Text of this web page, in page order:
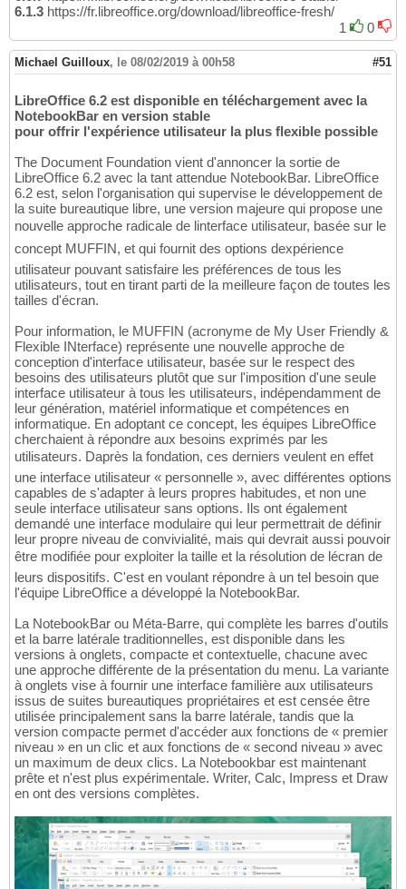
6.1.3 https://fr.libreoffice.org/download/libreoffice-fresh/
1
0
Michael Guilloux, le 08/02/2019 à 00h58 #51
LibreOffice 6.2 est disponible en téléchargement avec la
NotebookBar en version stable
pour offrir l'expérience utilisateur la plus flexible possible
The Document Foundation vient d'annoncer la sortie de
LibreOffice 6.2 avec la tant attendue NotebookBar. LibreOffice
6.2 est, selon l'organisation qui supervise le développement de
la suite bureautique libre, une version majeure qui propose une
nouvelle approche radicale de linterface utilisateur, basée sur le
concept MUFFIN, et qui fournit des options dexpérience
utilisateur pouvant satisfaire les préférences de tous les
utilisateurs, tout en tirant parti de la meilleure façon de toutes les
tailles d'écran.
Pour information, le MUFFIN (acronyme de My User Friendly &
Flexible INterface) représente une nouvelle approche de
conception d'interface utilisateur, basée sur le respect des
besoins des utilisateurs plutôt que sur l'imposition d'une seule
interface utilisateur à tous les utilisateurs, indépendamment de
leur génération, matériel informatique et compétences en
informatique. En adoptant ce concept, les équipes LibreOffice
cherchaient à répondre aux besoins exprimés par les
utilisateurs. Daprès la fondation, ces derniers veulent en effet
une interface utilisateur « personnelle », avec différentes options
capables de s'adapter à leurs propres habitudes, et non une
seule interface utilisateur sans options. Ils ont également
demandé une interface modulaire qui leur permettrait de définir
leur propre niveau de convivialité, mais qui devrait aussi pouvoir
être modifiée pour exploiter la taille et la résolution de lécran de
leurs dispositifs. C'est en voulant répondre à un tel besoin que
l'équipe LibreOffice a développé la NotebookBar.
La NotebookBar ou Méta-Barre, qui complète les barres d'outils
et la barre latérale traditionnelles, est disponible dans les
versions à onglets, compacte et contextuelle, chacune avec
une approche différente de la présentation du menu. La variante
à onglets vise à fournir une interface familière aux utilisateurs
issus de suites bureautiques propriétaires et est censée être
utilisée principalement sans la barre latérale, tandis que la
version compacte permet d'accéder aux fonctions de « premier
niveau » en un clic et aux fonctions de « second niveau » avec
un maximum de deux clics. La Notebookbar est maintenant
prête et n'est plus expérimentale. Writer, Calc, Impress et Draw
en ont des versions complètes.